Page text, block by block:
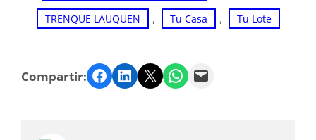
TRENQUE LAUQUEN , Tu Casa , Tu Lote
Compartir: Facebook LinkedIn Twitter WhatsApp Email